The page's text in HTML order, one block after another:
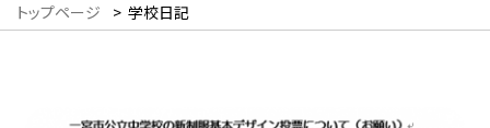
トップページ > 学校日記